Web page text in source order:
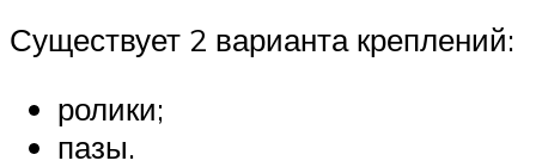
Существует 2 варианта креплений:
ролики;
пазы.